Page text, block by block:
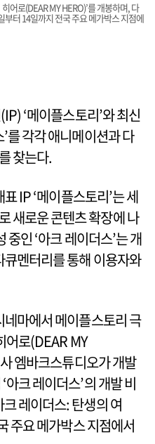
어로(DEAR MY HERO)’를 개봉하며, 다
부터 14일까지 전국 주요 메가박스 지점에
‘메이플스토리’와 최신
를 각각 애니메이션과 다
찾는다.
IP ‘메이플스토리’는 세
새로운 콘텐츠 확장에 나
인 ‘아크 레이더스’는 개
큐멘터리를 통해 이용자와
마에서 메이플스토리 극
어로(DEAR MY
엠바크스튜디오가 개발
크 레이더스’의 개발 비
레이더스: 탄생의 여
주요 메가박스 지점에서